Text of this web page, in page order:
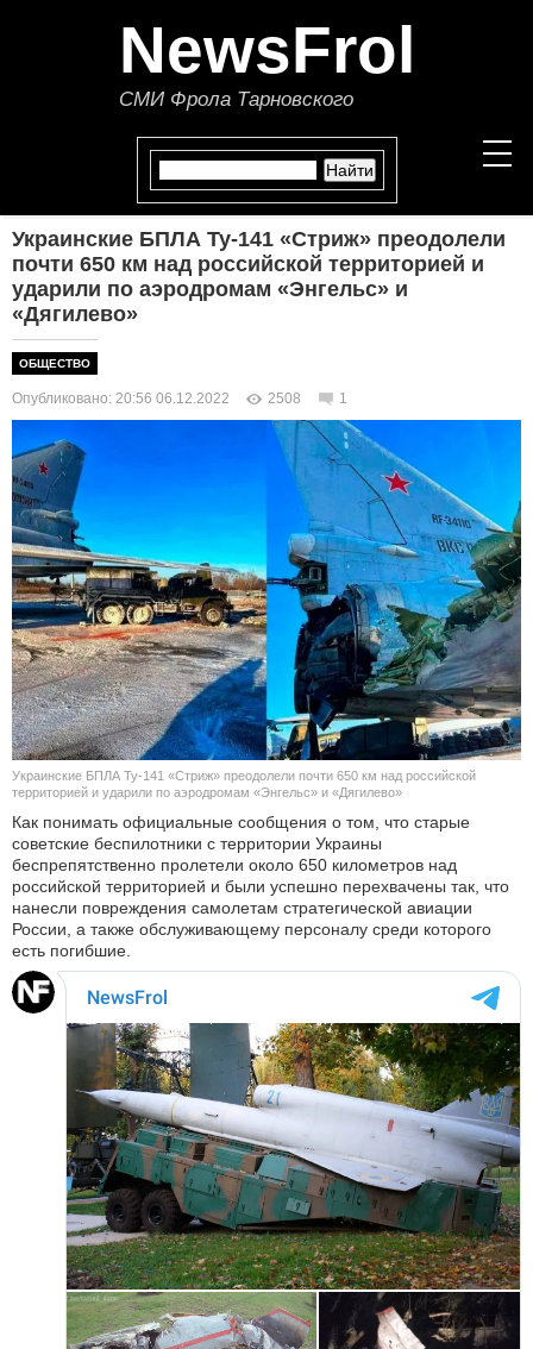
NewsFrol
СМИ Фрола Тарновского
НОВОСТИ
ЭКОНОМИКА
В МИРЕ
ОБЩЕСТВО
КУЛЬТУРА
НАУКА
СПОРТ
ШОУ-БИЗНЕС
АВТО И МОТО
ЭГОИЗМ
БЛОГ
Украинские БПЛА Ту-141 «Стриж» преодолели
почти 650 км над российской территорией и
ударили по аэродромам «Энгельс» и
«Дягилево»
ОБЩЕСТВО
Опубликовано: 20:56 06.12.2022 2508 1
Украинские БПЛА Ту-141 «Стриж» преодолели почти 650 км над российской
территорией и ударили по аэродромам «Энгельс» и «Дягилево»
Как понимать официальные сообщения о том, что старые
советские беспилотники с территории Украины
беспрепятственно пролетели около 650 километров над
российской территорией и были успешно перехвачены так, что
нанесли повреждения самолетам стратегической авиации
России, а также обслуживающему персоналу среди которого
есть погибшие.